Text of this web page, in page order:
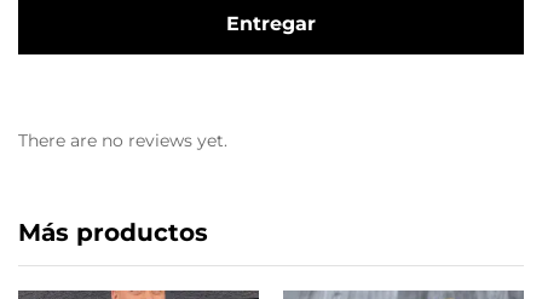
There are no reviews yet.
Más productos